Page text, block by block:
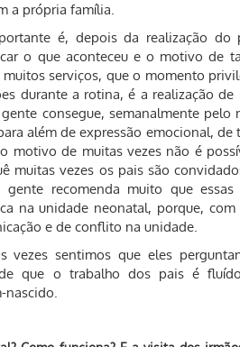
a própria família.
é, depois da realização do
o que aconteceu e o motivo de
serviços, que o momento
durante a rotina, é a realização de
consegue, semanalmente pelo
além de expressão emocional, de
motivo de muitas vezes não é
muitas vezes os pais são
recomenda muito que essas
na unidade neonatal, porque, com
e de conflito na unidade.
sentimos que eles
que o trabalho dos pais é
nascido.